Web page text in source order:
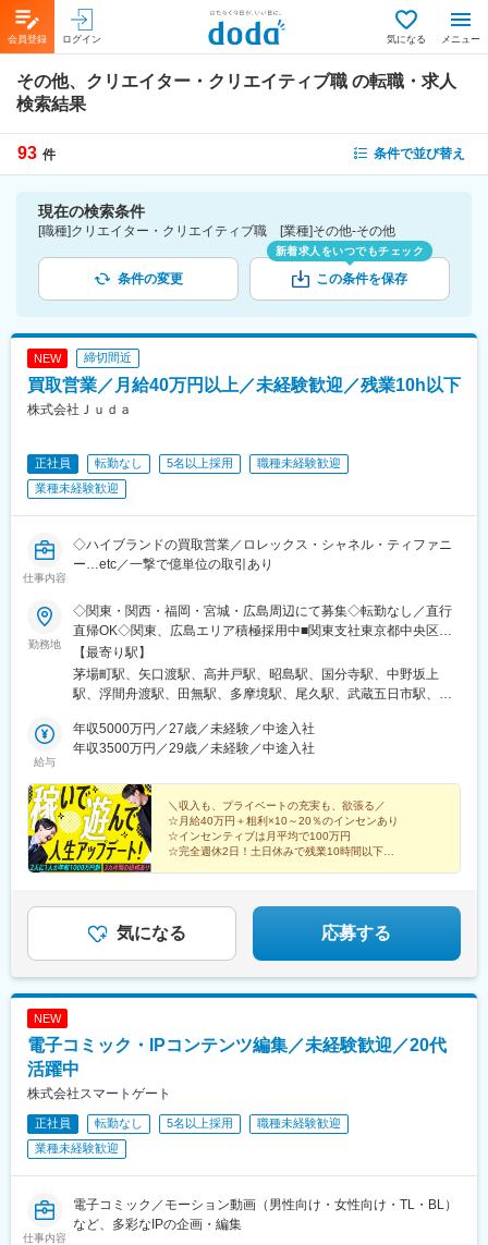
会員登録 ログイン 気になる メニュー
その他、クリエイター・クリエイティブ職 の転職・求人
検索結果
93 件 条件で並び替え
現在の検索条件
[職種]クリエイター・クリエイティブ職 [業種]その他-その他
条件の変更
新着求人をいつでもチェック
この条件を保存
NEW 締切間近
買取営業／月給40万円以上／未経験歓迎／残業10h以下
株式会社Ｊｕｄａ
正社員 転勤なし 5名以上採用
職種未経験歓迎
業種未経験歓迎
仕事内容
◇ハイブランドの買取営業／ロレックス・シャネル・ティファニ
ー…etc／一撃で億単位の取引あり
勤務地
◇関東・関西・福岡・宮城・広島周辺にて募集◇転勤なし／直行
直帰OK◇関東、広島エリア積極採用中■関東支社東京都中央区新
川1-3-3 グリーンオーク茅場町４F└『茅場町駅』徒歩２分、『日
本橋駅』徒歩７分■関西支社大阪府大阪市西区京町堀1-3-3 肥後橋
パークビル4階└『肥後橋駅』徒歩3分、『本町駅』徒歩6分■福岡
3F└『祇園駅』 徒歩1分■仙台支社宮城県仙台市青葉区中央4-10-
3└『仙台駅』徒歩２分■広島支社※2026年8月頃にオープン予定広
分【その他勤務地】・関東圏内（東京都、神奈川県、埼玉県、千
葉県、茨城県、栃木県、群馬県）・関西圏内（大阪府、兵庫県、
京都府、滋賀県、奈良県）・福岡周辺（福岡県、大分県、熊本
県、佐賀県、山口県）・東北圏内（宮城県、岩手県、秋田県、山
形県、福島県）・広島周辺（広島県、岡山県、島根県、鳥取県）※
別になります
【最寄り駅】
茅場町駅、矢口渡駅、高井戸駅、昭島駅、国分寺駅、中野坂上
駅、浮間舟渡駅、田無駅、多摩境駅、尾久駅、武蔵五日市駅、東
川駅、仲町台駅、相武台下駅、湯河原駅、大磯駅、宮崎台駅、秦
野駅、座間駅、新百合ケ丘駅、藤沢駅、開成駅、久里浜駅、高坂
武里駅、鴻巣駅、栗橋駅、東行田駅、東川口駅、鶴瀬駅、北春日
部駅、吉川駅、白岡駅、京成大和田駅、旭駅(千葉県)、柏の葉キャ
ンパス駅、桜木駅(千葉県)、浜野駅、妙典駅、平和台駅(千葉県)、
二和向台駅、浦安駅(千葉県)、横芝駅、新茂原駅、芝山千代田駅、
成田空港駅(鉄道)、松岸駅、土浦駅、牛久駅、みらい平駅、友部
駅、城東駅、下仁田駅、八木原駅、井野駅(群馬県)、群馬原町駅、
伊勢崎駅、ゆいの杜東駅、肥後橋駅、南茨木駅(阪急線)、野崎駅
(福岡県)、あおば通駅、市役所前駅(広島県)
給与
年収5000万円／27歳／未経験／中途入社
年収3500万円／29歳／未経験／中途入社
＼収入も、プライベートの充実も、欲張る／
☆月給40万円＋粗利×10～20％のインセンあり
☆インセンティブは月平均で100万円
☆完全週休2日！土日休みで残業10時間以下
気になる 応募する
NEW
電子コミック・IPコンテンツ編集／未経験歓迎／20代
活躍中
株式会社スマートゲート
正社員 転勤なし 5名以上採用
職種未経験歓迎
業種未経験歓迎
仕事内容
電子コミック／モーション動画（男性向け・女性向け・TL・BL）
など、多彩なIPの企画・編集